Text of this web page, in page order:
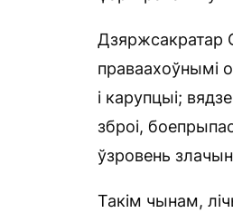
Дзяржсакратар
праваахоўнымі
і карупцыі;
зброі,
ўзровень
Такім чынам,